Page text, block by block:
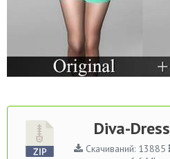
Diva-
Скачиваний: 13885